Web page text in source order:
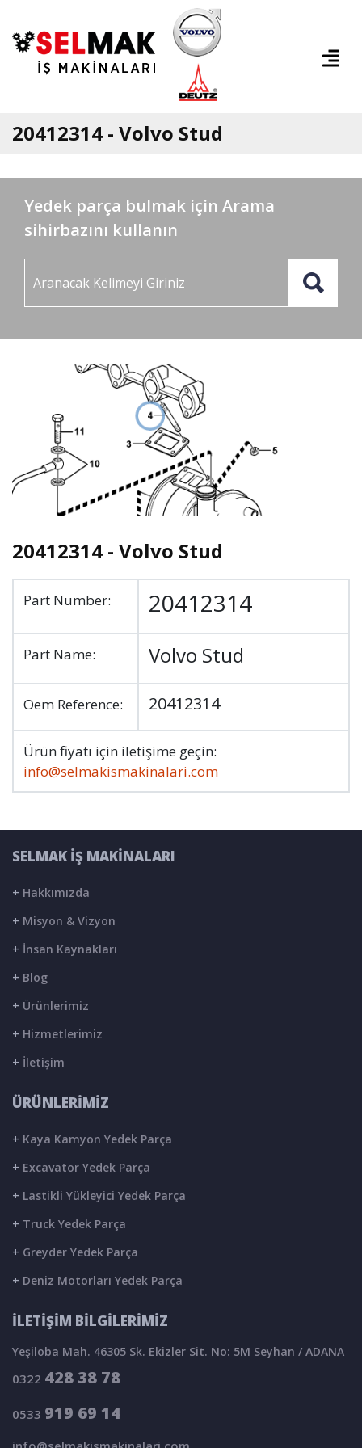
20412314 - Volvo Stud
Yedek parça bulmak için Arama
sihirbazını kullanın
20412314 - Volvo Stud
Part Number: 20412314
Part Name: Volvo Stud
Oem Reference: 20412314
Ürün fiyatı için iletişime geçin:
info@selmakismakinalari.com
SELMAK İŞ MAKİNALARI
+ Hakkımızda
+ Misyon & Vizyon
+ İnsan Kaynakları
+ Blog
+ Ürünlerimiz
+ Hizmetlerimiz
+ İletişim
ÜRÜNLERİMİZ
+ Kaya Kamyon Yedek Parça
+ Excavator Yedek Parça
+ Lastikli Yükleyici Yedek Parça
+ Truck Yedek Parça
+ Greyder Yedek Parça
+ Deniz Motorları Yedek Parça
İLETİŞİM BİLGİLERİMİZ
Yeşiloba Mah. 46305 Sk. Ekizler Sit. No: 5M Seyhan / ADANA
0322 428 38 78
0533 919 69 14